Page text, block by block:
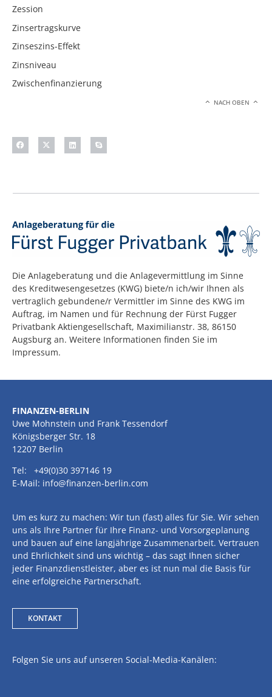
Zession
Zinsertragskurve
Zinseszins-Effekt
Zinsniveau
Zwischenfinanzierung
NACH OBEN
Die Anlageberatung und die Anlagevermittlung im Sinne
des Kreditwesengesetzes (KWG) biete/n ich/wir Ihnen als
vertraglich gebundene/r Vermittler im Sinne des KWG im
Auftrag, im Namen und für Rechnung der Fürst Fugger
Privatbank Aktiengesellschaft, Maximilianstr. 38, 86150
Augsburg an. Weitere Informationen finden Sie im
Impressum.
FINANZEN-BERLIN
Uwe Mohnstein und Frank Tessendorf
Königsberger Str. 18
12207 Berlin
Tel: +49(0)30 397146 19
E-Mail: info@finanzen-berlin.com
Um es kurz zu machen: Wir tun (fast) alles für Sie. Wir sehen
uns als Ihre Partner für Ihre Finanz- und Vorsorgeplanung
und bauen auf eine langjährige Zusammenarbeit. Vertrauen
und Ehrlichkeit sind uns wichtig – das sagt Ihnen sicher
jeder Finanzdienstleister, aber es ist nun mal die Basis für
eine erfolgreiche Partnerschaft.
KONTAKT
Folgen Sie uns auf unseren Social-Media-Kanälen: